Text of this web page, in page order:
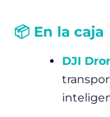
📦 En la caja
DJI